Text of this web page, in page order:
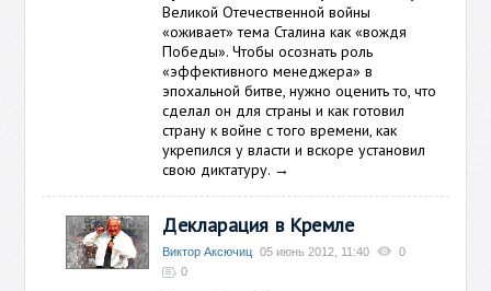
Великой Отечественной войны
«оживает» тема Сталина как «вождя
Победы». Чтобы осознать роль
«эффективного менеджера» в
эпохальной битве, нужно оценить то, что
сделал он для страны и как готовил
страну к войне с того времени, как
укрепился у власти и вскоре установил
свою диктатуру. →
Декларация в Кремле
Виктор Аксючиц 05 июнь 2012, 11:40
0
0